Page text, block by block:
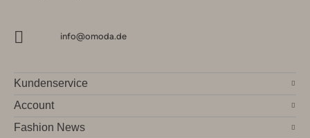
info@omoda.de
Kundenservice
Account
Fashion News